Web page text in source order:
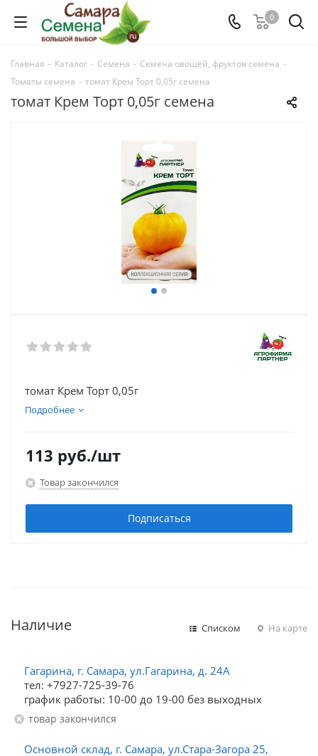
0
Главная - Каталог - Семена - Семена овощей, фруктов семена -
Томаты семена - томат Крем Торт 0,05г семена
томат Крем Торт 0,05г семена
томат Крем Торт 0,05г
Подробнее
113 руб./шт
Товар закончился
Подписаться
Наличие Списком На карте
Гагарина, г. Самара, ул.Гагарина, д. 24А
тел: +7927-725-39-76
график работы: 10-00 до 19-00 без выходных
Товар закончился
Основной склад, г. Самара, ул.Стара-Загора 25,